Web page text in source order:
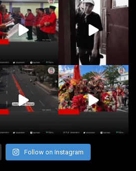
Follow on Instagram